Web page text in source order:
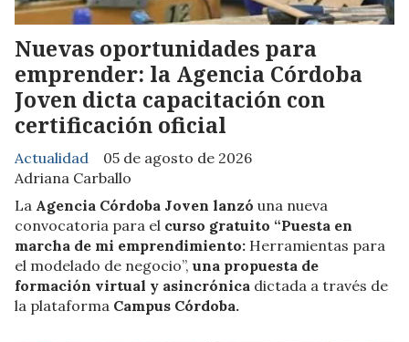
Nuevas oportunidades para
emprender: la Agencia Córdoba
Joven dicta capacitación con
certificación oficial
Adriana Carballo
Actualidad 05 de agosto de 2026
La Agencia Córdoba Joven lanzó una nueva
convocatoria para el curso gratuito “Puesta en
marcha de mi emprendimiento: Herramientas para
el modelado de negocio”, una propuesta de
formación virtual y asincrónica dictada a través de
la plataforma Campus Córdoba.